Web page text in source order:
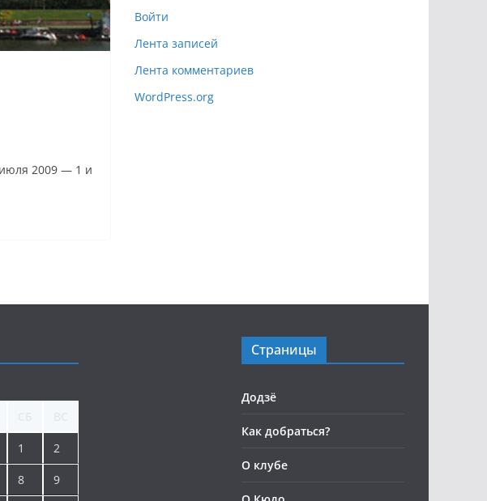
2009 — 1 и
Войти
Лента записей
Лента комментариев
WordPress.org
1 2
8 9
Страницы
Додзё
Как добраться?
О клубе